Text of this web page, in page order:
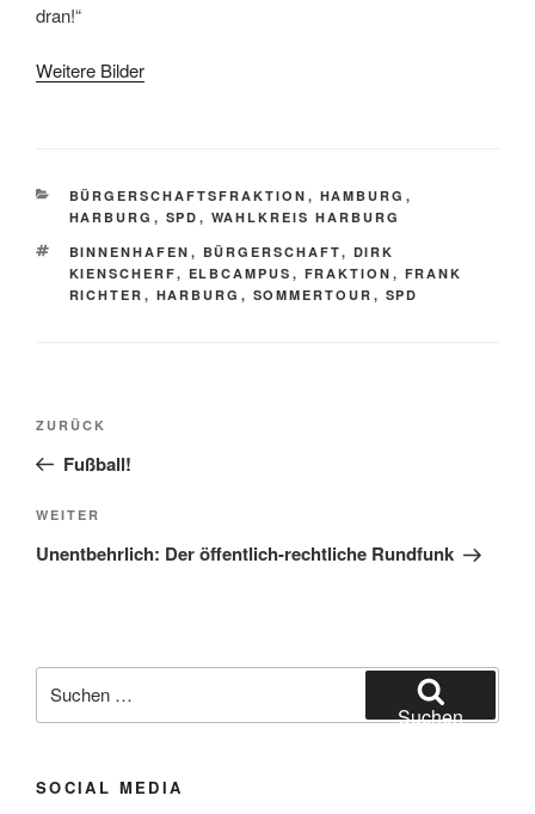
dran!“
Weitere Bilder
KATEGORIEN
BÜRGERSCHAFTSFRAKTION , HAMBURG ,
HARBURG , SPD , WAHLKREIS HARBURG
SCHLAGWÖRTER
BINNENHAFEN , BÜRGERSCHAFT, DIRK
KIENSCHERF, ELBCAMPUS , FRAKTION , FRANK
RICHTER , HARBURG , SOMMERTOUR , SPD
Beitragsnavigation
Vorheriger
Beitrag
ZURÜCK
Fußball!
Nächster
Beitrag
WEITER
Unentbehrlich: Der öffentlich-rechtliche Rundfunk
nach:
Suchen
SOCIAL MEDIA